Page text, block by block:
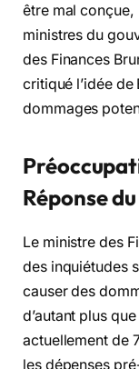
être mal conçue,
ministres du
des Finances
critiqué l’idée
dommages
Réponse
Le ministre des
des inquiétudes
causer des
d’autant plus
actuellement de
les dépenses